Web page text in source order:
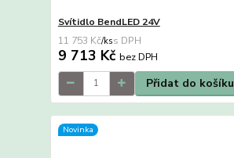
Svítidlo BendLED 24V
11 753 Kč/ks
9 713 Kč bez DPH
Přidat do košíku
Novinka